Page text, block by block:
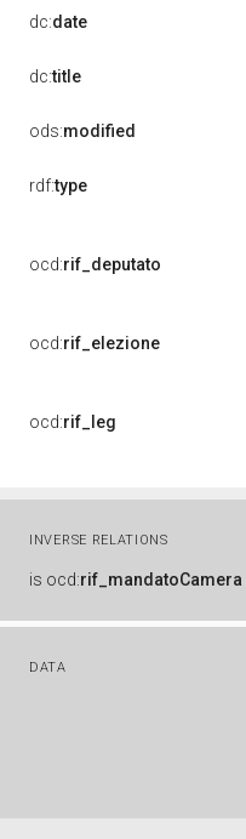
dc:date
dc:title
ods:modified
rdf:type
ocd:rif_deputato
ocd:rif_elezione
ocd:rif_leg
INVERSE RELATIONS
is ocd:rif_mandatoCamera
DATA